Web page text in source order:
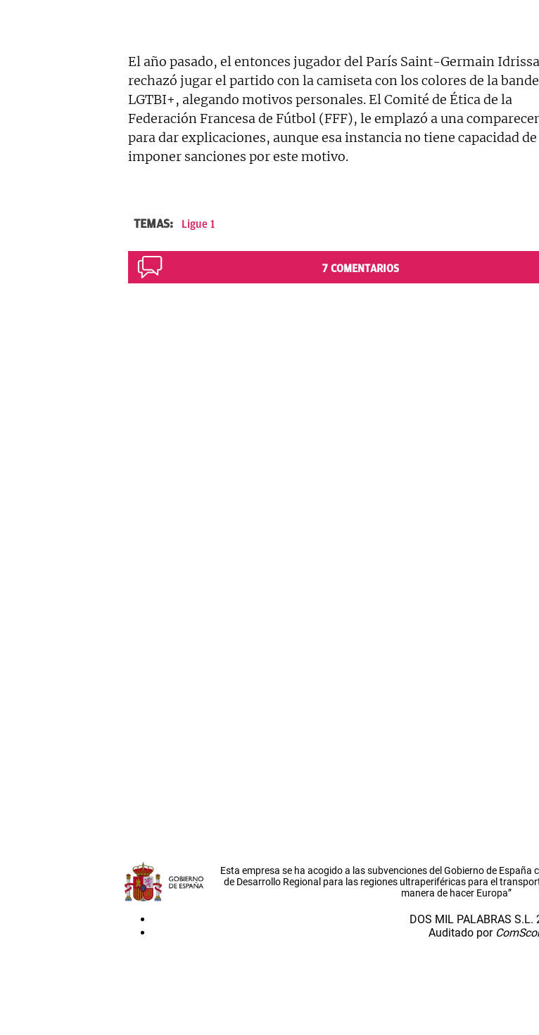
El año pasado, el entonces jugador del París Saint-Germain
rechazó jugar el partido con la camiseta con los colores de la
LGTBI+, alegando motivos personales. El Comité de Ética de la
Federación Francesa de Fútbol (FFF), le emplazó a una
para dar explicaciones, aunque esa instancia no tiene capacidad de
imponer sanciones por este motivo.
TEMAS: Ligue 1
7 COMENTARIOS
Esta empresa se ha acogido a las subvenciones del Gobierno de
de Desarrollo Regional para las regiones ultraperiféricas para el
manera de hacer Europa”
DOS MIL PALABRAS S.L.
Auditado por